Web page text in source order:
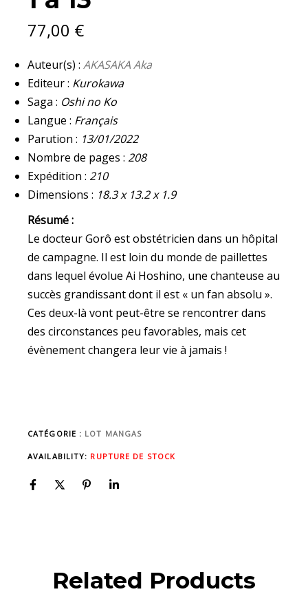
77,00 €
Auteur(s) : AKASAKA Aka
Editeur : Kurokawa
Saga : Oshi no Ko
Langue : Français
Parution : 13/01/2022
Nombre de pages : 208
Expédition : 210
Dimensions : 18.3 x 13.2 x 1.9
Résumé :
Le docteur Gorô est obstétricien dans un hôpital
de campagne. Il est loin du monde de paillettes
dans lequel évolue Ai Hoshino, une chanteuse au
succès grandissant dont il est « un fan absolu ».
Ces deux-là vont peut-être se rencontrer dans
des circonstances peu favorables, mais cet
évènement changera leur vie à jamais !
CATÉGORIE : LOT MANGAS
AVAILABILITY: RUPTURE DE STOCK
Related Products